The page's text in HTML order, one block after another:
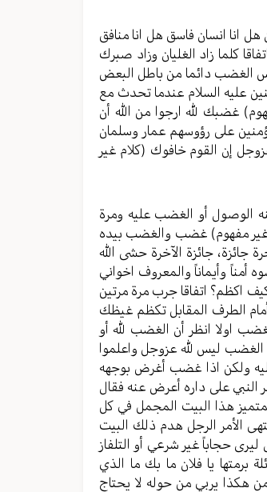
انا انسان فاسق هل انا منافق
كلما زاد الغليان وزاد صبرك
الغضب دائما من باطل البعض
عليه السلام عندما تحدث مع
غضبك لله ارجوا من الله أن
على رؤوسهم عمار وسلمان
إن القوم خافوك (كلام غير
الوصول أو الغضب عليه ومرة
غير مفهوم) غضب والغضب بيده
جائزة، جائزة الآخرة حشى الله
أمناً وأيماناً والمعروف اخواني
اكظم؟ اتفاقا جرب مرة مرتين
الطرف المقابل تكظم غيظك
اولا انظر أن الغضب لله أو
ليس لله عزوجل واعلموا
ولكن اذا غضب أغرض بوجهه
النبي على داره أعرض عنه فقال
هذا البيت المجمل في كل
الأمر الرجل هدم ذلك البيت
حجاباً غير شرعي أو التلفاز
يا فلان ما بك ما الذي
هكذا يربي من حوله لا يحتاج